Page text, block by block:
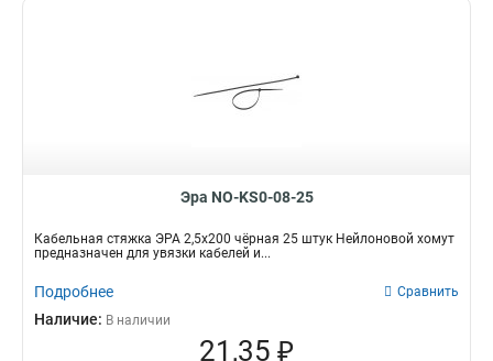
Эра NO-KS0-08-25
Кабельная стяжка ЭРА 2,5х200 чёрная 25 штук Нейлоновой хомут
предназначен для увязки кабелей и...
Подробнее Сравнить
Наличие: В наличии
21,35 ₽